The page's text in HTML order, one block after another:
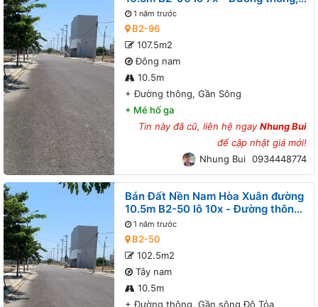
Gần Sông
1 năm trước
B2-96
107.5m2
Đông nam
10.5m
+Đường thông, Gần Sông
+ Mé hố ga
Tin này đã cũ, liên hệ ngayNhung Bui
để cập nhật giá mới!
Nhung Bui 0934448774
Bán Đất Nền Nam Hòa Xuân đường
10.5m B2-50 lô 10x - Đường thông,
Gần sông Đô Tỏa
1 năm trước
B2-50
102.5m2
Tây nam
10.5m
+Đường thông, Gần sông Đô Tỏa